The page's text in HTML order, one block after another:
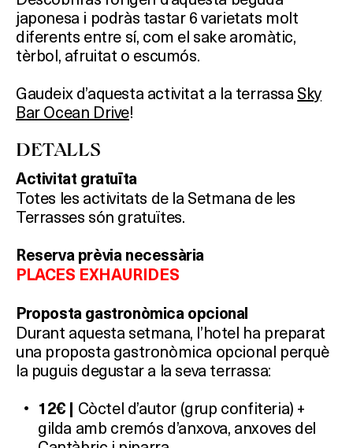
japonesa i podràs tastar 6 varietats molt
diferents entre sí, com el sake aromàtic,
tèrbol, afruitat o escumós.
Gaudeix d’aquesta activitat a la terrassa Sky
Bar Ocean Drive!
DETALLS
Activitat gratuïta
Totes les activitats de la Setmana de les
Terrasses són gratuïtes.
Reserva prèvia necessària
PLACES EXHAURIDES
Proposta gastronòmica opcional
Durant aquesta setmana, l’hotel ha preparat
una proposta gastronòmica opcional perquè
la puguis degustar a la seva terrassa:
12€ | Còctel d’autor (grup confiteria) +
gilda amb cremós d’anxova, anxoves del